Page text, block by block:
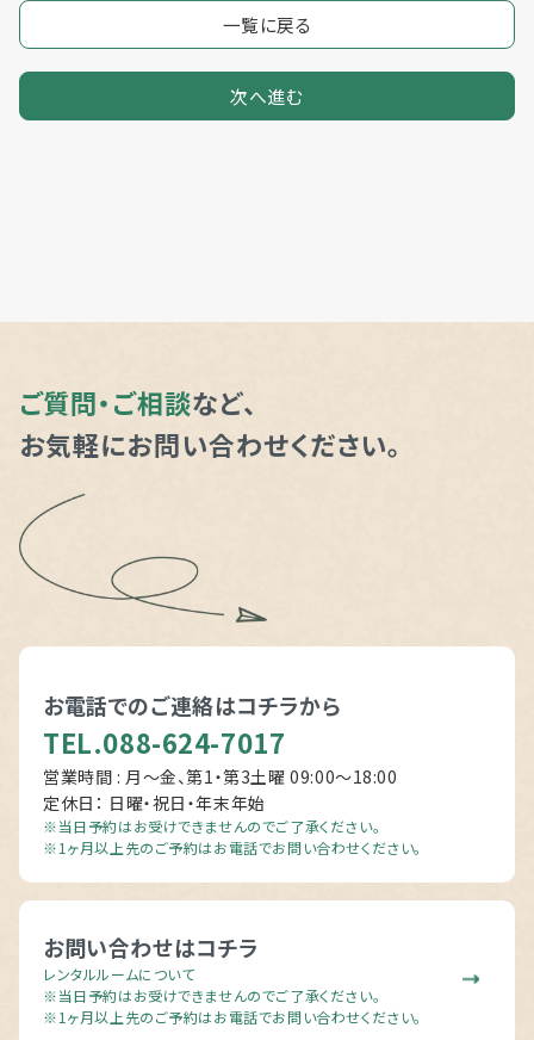
一覧に戻る
次へ進む
ご質問・ご相談など、
お気軽にお問い合わせください。
お電話でのご連絡はコチラから
TEL.088-624-7017
営業時間 : 月～金、第1・第3土曜 09:00〜18:00
定休日： 日曜・祝日・年末年始
※当日予約はお受けできませんのでご了承ください。
※1ヶ月以上先のご予約はお電話でお問い合わせください。
お問い合わせはコチラ
レンタルルームについて
※当日予約はお受けできませんのでご了承ください。
※1ヶ月以上先のご予約はお電話でお問い合わせください。